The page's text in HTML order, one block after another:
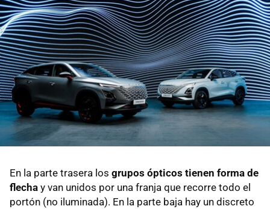
En la parte trasera los grupos ópticos tienen forma de
flecha y van unidos por una franja que recorre todo el
portón (no iluminada). En la parte baja hay un discreto